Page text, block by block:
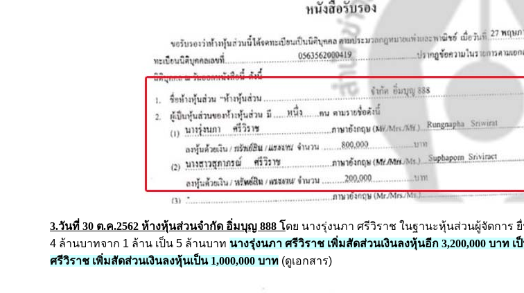
3.วันที่ 30 ต.ค.2562 ห้างหุ้นส่วนจำกัด อิ่มบุญ 888 โดย นางรุ่งนภา ศรีวิราช ในฐานะหุ้นส่วนผู้จัดการ
4 ล้านบาทจาก 1 ล้าน เป็น 5 ล้านบาท นางรุ่งนภา ศรีวิราช เพิ่มสัดส่วนเงินลงหุ้นอีก 3,200,000 บาท
ศรีวิราช เพิ่มสัดส่วนเงินลงหุ้นเป็น 1,000,000 บาท (ดูเอกสาร)